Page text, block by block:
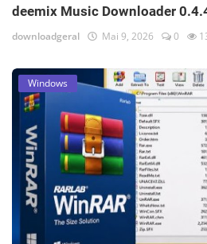
deemix Music Downloader
downloadgeral Mai 9, 2026 0
Windows